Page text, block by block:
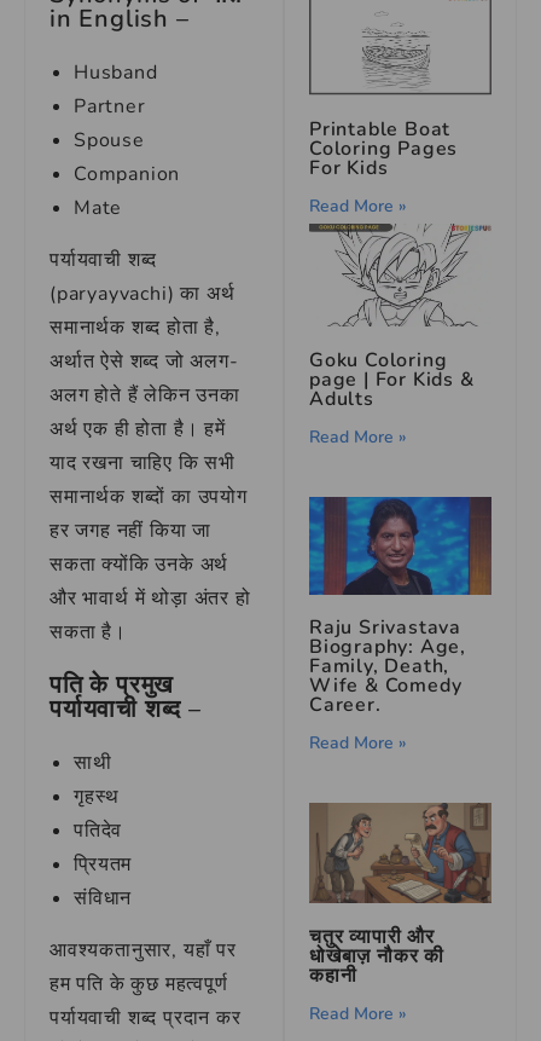
in English –
Husband
Partner
Spouse
Companion
Mate
पर्यायवाची शब्द
(paryayvachi) का अर्थ
समानार्थक शब्द होता है,
अर्थात ऐसे शब्द जो अलग-
अलग होते हैं लेकिन उनका
अर्थ एक ही होता है। हमें
याद रखना चाहिए कि सभी
समानार्थक शब्दों का उपयोग
हर जगह नहीं किया जा
सकता क्योंकि उनके अर्थ
और भावार्थ में थोड़ा अंतर हो
सकता है।
पति के प्रमुख
पर्यायवाची शब्द –
साथी
गृहस्थ
पतिदेव
प्रियतम
संविधान
आवश्यकतानुसार, यहाँ पर
हम पति के कुछ महत्वपूर्ण
पर्यायवाची शब्द प्रदान कर
Printable Boat
Coloring Pages
For Kids
Read More »
Goku Coloring
page | For Kids &
Adults
Read More »
Raju Srivastava
Biography: Age,
Family, Death,
Wife & Comedy
Career.
Read More »
चतुर व्यापारी और
धोखेबाज़ नौकर की
कहानी
Read More »